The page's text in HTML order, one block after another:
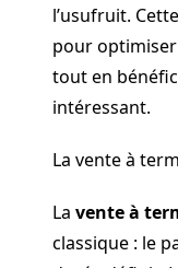
l’usufruit.
pour
tout en
intéressant.
La vente à
La vente à
classique : le